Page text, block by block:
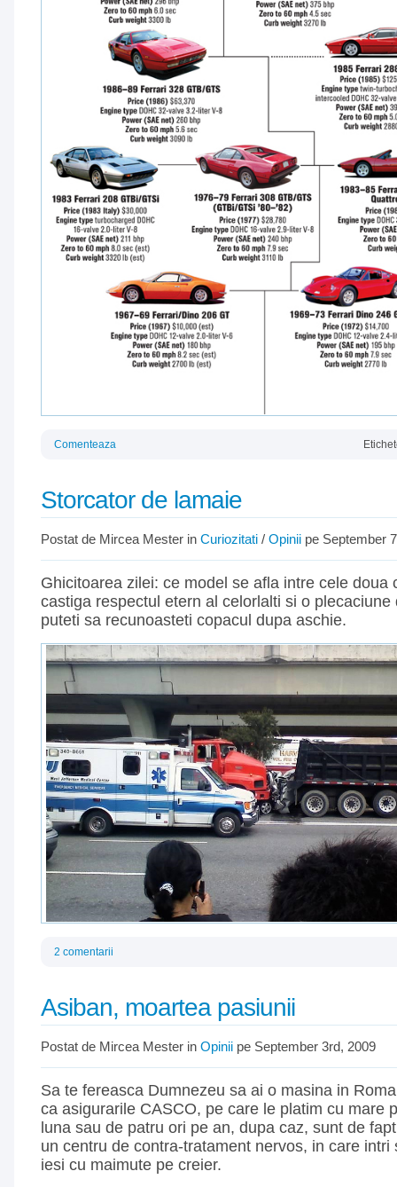
Comenteaza
Storcator de lamaie
Postat de Mircea Mester in Curiozitati / Opinii pe September
Ghicitoarea zilei: ce model se afla intre cele doua
castiga respectul etern al celorlalti si o plecaciune
puteti sa recunoasteti copacul dupa aschie.
2 comentarii
Asiban, moartea pasiunii
Postat de Mircea Mester in Opinii pe September 3rd, 2009
Sa te fereasca Dumnezeu sa ai o masina in
ca asigurarile CASCO, pe care le platim cu mare
luna sau de patru ori pe an, dupa caz, sunt de
un centru de contra-tratament nervos, in care intri
iesi cu maimute pe creier.